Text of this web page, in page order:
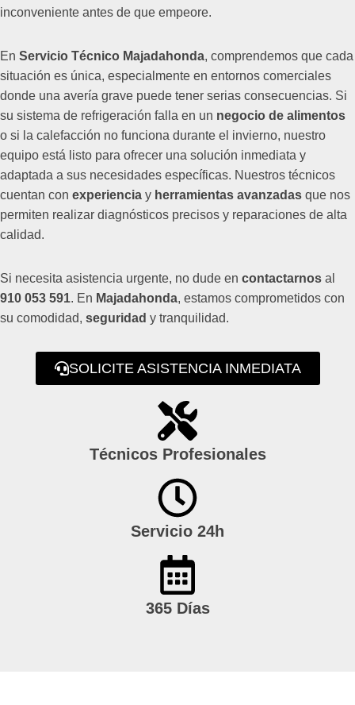
inconveniente antes de que empeore.
En Servicio Técnico Majadahonda, comprendemos que cada
situación es única, especialmente en entornos comerciales
donde una avería grave puede tener serias consecuencias. Si
su sistema de refrigeración falla en un negocio de alimentos
o si la calefacción no funciona durante el invierno, nuestro
equipo está listo para ofrecer una solución inmediata y
adaptada a sus necesidades específicas. Nuestros técnicos
cuentan con experiencia y herramientas avanzadas que nos
permiten realizar diagnósticos precisos y reparaciones de alta
calidad.
Si necesita asistencia urgente, no dude en contactarnos al
910 053 591. En Majadahonda, estamos comprometidos con
su comodidad, seguridad y tranquilidad.
SOLICITE ASISTENCIA INMEDIATA
Técnicos Profesionales
Servicio 24h
365 Días